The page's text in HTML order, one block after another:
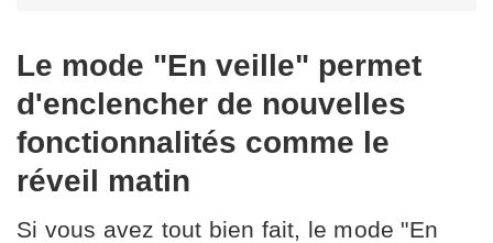
Le mode "En veille" permet
d'enclencher de nouvelles
fonctionnalités comme le
réveil matin
Si vous avez tout bien fait, le mode "En